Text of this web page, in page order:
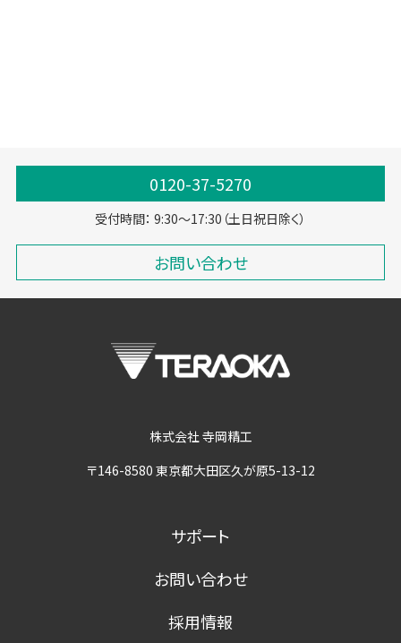
0120-37-5270
受付時間： 9:30～17:30（土日祝日除く）
お問い合わせ
株式会社 寺岡精工
〒146-8580 東京都大田区久が原5-13-12
サポート
お問い合わせ
採用情報